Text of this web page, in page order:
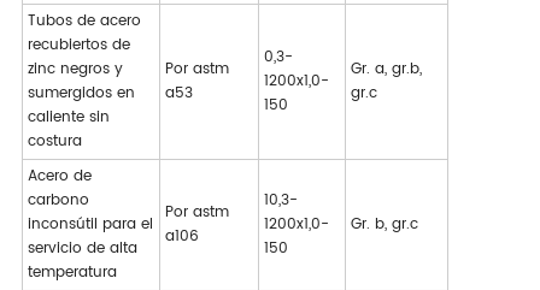
Tubos de acero
recubiertos de
zinc negros y
sumergidos en
caliente sin
costura
Por astm
a53
0,3-
1200x1,0-
150
Gr. a, gr.b,
gr.c
Acero de
carbono
inconsútil para el
servicio de alta
temperatura
Por astm
a106
10,3-
1200x1,0-
150
Gr. b, gr.c